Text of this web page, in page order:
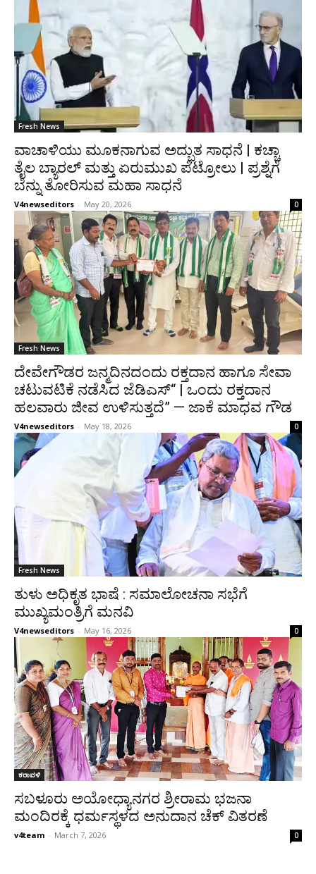
Fresh News
ವಾಚಾಳಿಯು ಮೂಕನಾಗುವ ಅದ್ಭುತ ಸಾಧನೆ | ಕಚ್ಚಾ
ತೈಲ ಬ್ಯಾರಲ್ ಮತ್ತು ಏರುಮುಖ ಪೆಟ್ರೋಲು | ಪ್ರಶ್ನೆಗೆ
ಬೆನ್ನು ತೋರಿಸುವ ಮಹಾ ಸಾಧನೆ
V4newseditors - May 20, 2026 0
Fresh News
ದೇವೇಗೌಡರ ಜನ್ಮದಿನದಂದು ರಕ್ತದಾನ ಹಾಗೂ ಸೇವಾ
ಚಟುವಟಿಕೆ ನಡೆಸಿದ ಜೆಡಿಎಸ್“ | ಒಂದು ರಕ್ತದಾನ
ಹಲವಾರು ಜೀವ ಉಳಿಸುತ್ತದೆ” — ಜಾಕೆ ಮಾಧವ ಗೌಡ
V4newseditors - May 18, 2026 0
Fresh News
ತುಳು ಅಧಿಕೃತ ಭಾಷೆ : ಸಮಾಲೋಚನಾ ಸಭೆಗೆ
ಮುಖ್ಯಮಂತ್ರಿಗೆ ಮನವಿ
V4newseditors - May 16, 2026 0
ಕರಾವಳಿ
ಸಬಳೂರು ಅಯೋಧ್ಯಾನಗರ ಶ್ರೀರಾಮ ಭಜನಾ
ಮಂದಿರಕ್ಕೆ ಧರ್ಮಸ್ಥಳದ ಅನುದಾನ ಚೆಕ್ ವಿತರಣೆ
v4team - March 7, 2026 0